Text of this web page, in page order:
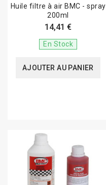
Huile filtre à air BMC - spray
200ml
14,41 €
En Stock
AJOUTER AU PANIER